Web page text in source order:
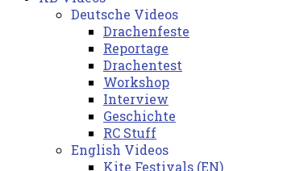
Deutsche Videos
Drachenfeste
Reportage
Drachentest
Workshop
Interview
Geschichte
RC Stuff
English Videos
Kite Festivals (EN)